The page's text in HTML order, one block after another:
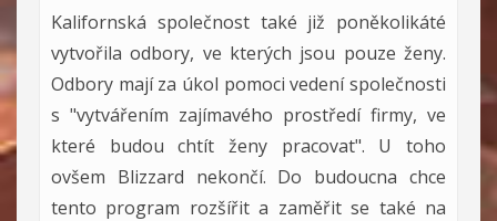
Kalifornská společnost také již poněkolikáté
vytvořila odbory, ve kterých jsou pouze ženy.
Odbory mají za úkol pomoci vedení společnosti
s "vytvářením zajímavého prostředí firmy, ve
které budou chtít ženy pracovat". U toho
ovšem Blizzard nekončí. Do budoucna chce
tento program rozšířit a zaměřit se také na